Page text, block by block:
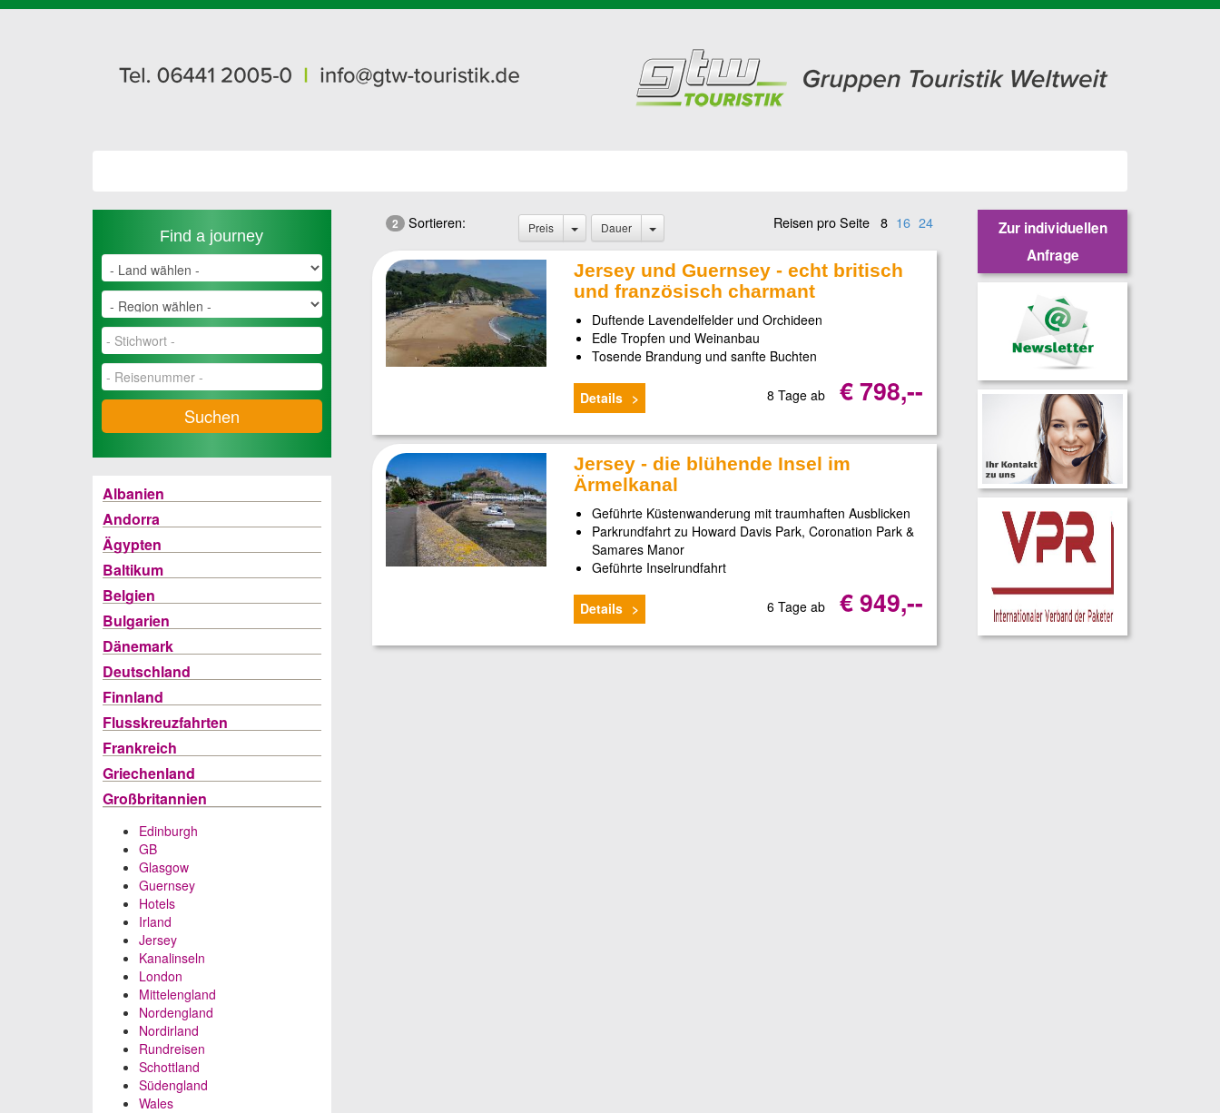
Find a journey
Suchen
Albanien
Andorra
Ägypten
Baltikum
Belgien
Bulgarien
Dänemark
Deutschland
Finnland
Flusskreuzfahrten
Frankreich
Griechenland
Großbritannien
Edinburgh
GB
Glasgow
Guernsey
Hotels
Irland
Jersey
Kanalinseln
London
Mittelengland
Nordengland
Nordirland
Rundreisen
Schottland
Südengland
Wales
2 Sortieren: Preis Dauer Reisen pro Seite 8 16 24
Jersey und Guernsey - echt britisch
und französisch charmant
Duftende Lavendelfelder und Orchideen
Edle Tropfen und Weinanbau
Tosende Brandung und sanfte Buchten
Details 8 Tage ab € 798,--
Jersey - die blühende Insel im
Ärmelkanal
Geführte Küstenwanderung mit traumhaften Ausblicken
Parkrundfahrt zu Howard Davis Park, Coronation Park &
Samares Manor
Geführte Inselrundfahrt
Details 6 Tage ab € 949,--
Zur individuellen
Anfrage